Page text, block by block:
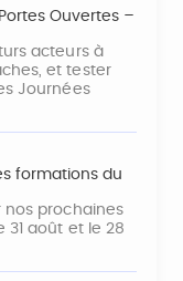
Ouvertes –
acteurs à
et tester
Journées
formations du
nos prochaines
août et le 28